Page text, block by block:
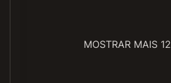
MOSTRAR MAIS 12